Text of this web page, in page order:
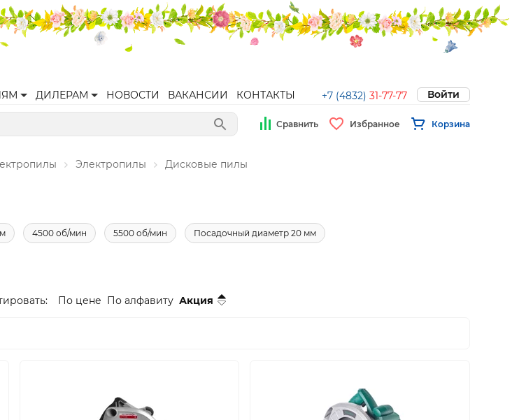
ДИЛЕРАМ НОВОСТИ ВАКАНСИИ КОНТАКТЫ +7 (4832) 31-77-77 Войти
Сравнить Избранное Корзина
Электропилы Дисковые пилы
4500 об/мин 5500 об/мин Посадочный диаметр 20 мм
По цене По алфавиту Акция